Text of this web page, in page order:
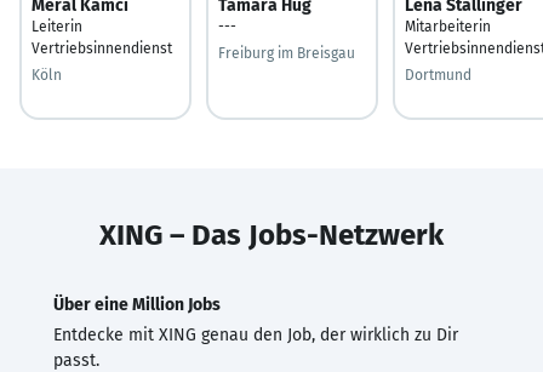
Meral Kamci
Leiterin
Vertriebsinnendienst
Köln
Tamara Hug
---
Freiburg im Breisgau
Lena Stallinger
Mitarbeiterin
Dortmund
XING – Das Jobs-Netzwerk
Über eine Million Jobs
Entdecke mit XING genau den Job, der wirklich zu Dir
passt.